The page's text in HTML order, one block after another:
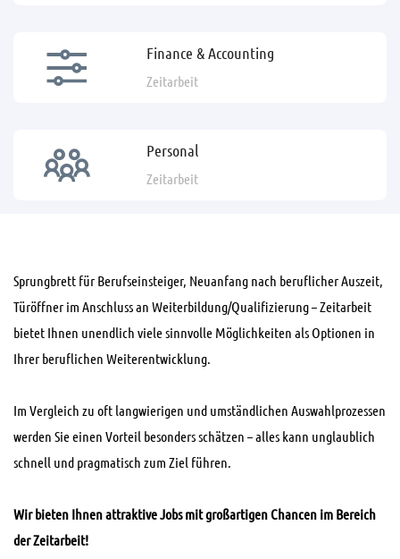
Finance & Accounting
Zeitarbeit
Personal
Zeitarbeit
Sprungbrett für Berufseinsteiger, Neuanfang nach beruflicher Auszeit,
Türöffner im Anschluss an Weiterbildung/Qualifizierung – Zeitarbeit
bietet Ihnen unendlich viele sinnvolle Möglichkeiten als Optionen in
Ihrer beruflichen Weiterentwicklung.
Im Vergleich zu oft langwierigen und umständlichen Auswahlprozessen
werden Sie einen Vorteil besonders schätzen – alles kann unglaublich
schnell und pragmatisch zum Ziel führen.
Wir bieten Ihnen attraktive Jobs mit großartigen Chancen im Bereich
der Zeitarbeit!